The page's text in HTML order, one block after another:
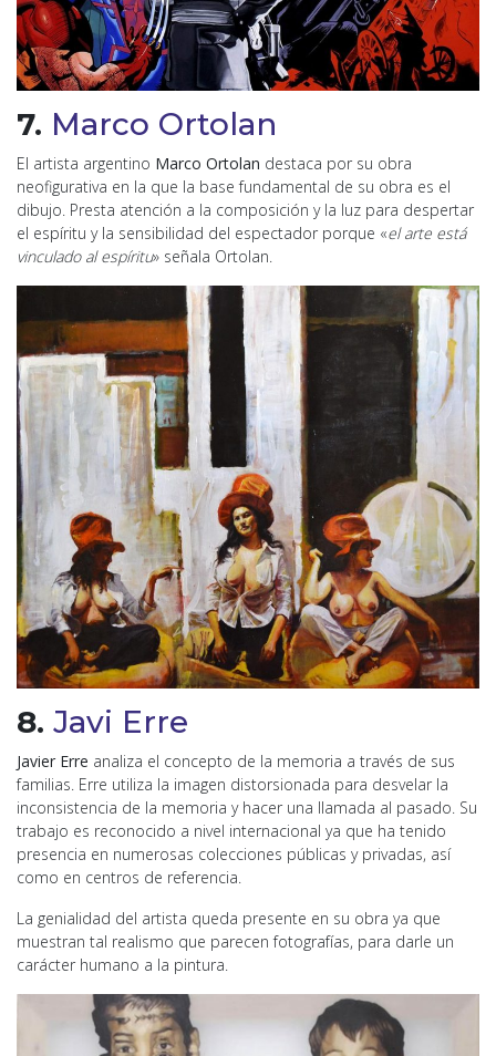
7. Marco Ortolan
El artista argentino Marco Ortolan destaca por su obra
neofigurativa en la que la base fundamental de su obra es el
dibujo. Presta atención a la composición y la luz para despertar
el espíritu y la sensibilidad del espectador porque «el arte está
vinculado al espíritu» señala Ortolan.
8. Javi Erre
Javier Erre analiza el concepto de la memoria a través de sus
familias. Erre utiliza la imagen distorsionada para desvelar la
inconsistencia de la memoria y hacer una llamada al pasado. Su
trabajo es reconocido a nivel internacional ya que ha tenido
presencia en numerosas colecciones públicas y privadas, así
como en centros de referencia.
La genialidad del artista queda presente en su obra ya que
muestran tal realismo que parecen fotografías, para darle un
carácter humano a la pintura.